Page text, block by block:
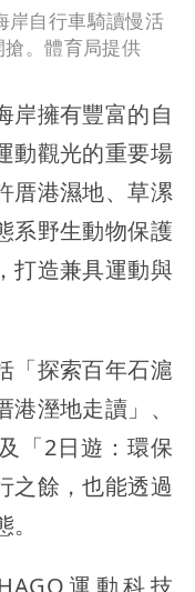
岸自行車騎讀慢活
。體育局提供
岸擁有豐富的自
動觀光的重要場
厝港濕地、草漯
系野生動物保護
打造兼具運動與
「探索百年石滬
溼地走讀」、
「2日遊：環保
之餘，也能透過